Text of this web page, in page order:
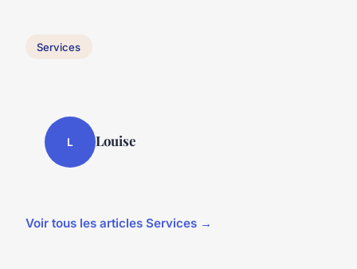
Services
L Louise
Voir tous les articles Services →